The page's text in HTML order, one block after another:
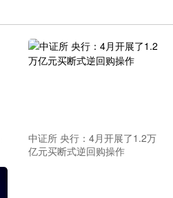
中证所 央行：4月开展了1.2万
亿元买断式逆回购操作